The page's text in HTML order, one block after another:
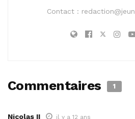
Contact :
Commentaires 1
Nicolas II il y a 12 ans